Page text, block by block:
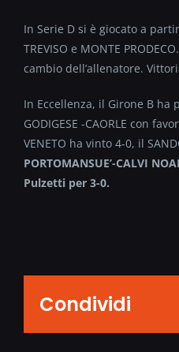
In Serie D si è giocato a
TREVISO e MONTE
cambio dell’allenatore.
In Eccellenza, il Girone B
GODIGESE -CAORLE con
VENETO ha vinto 4-0, il
PORTOMANSUE’-CALVI
Pulzetti per 3-0.
Condividi